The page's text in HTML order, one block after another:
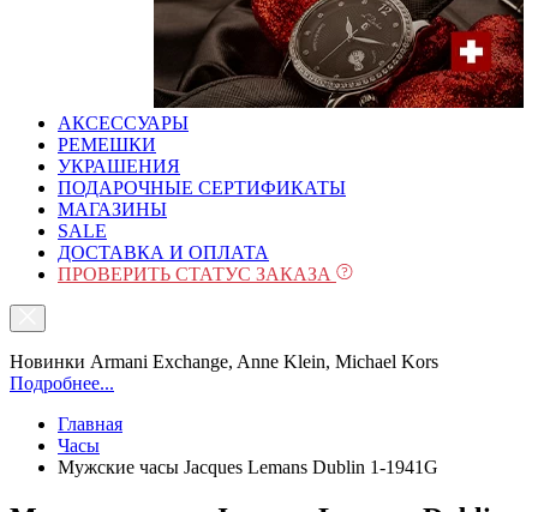
АКСЕССУАРЫ
РЕМЕШКИ
УКРАШЕНИЯ
ПОДАРОЧНЫЕ СЕРТИФИКАТЫ
МАГАЗИНЫ
SALE
ДОСТАВКА И ОПЛАТА
ПРОВЕРИТЬ СТАТУС ЗАКАЗА
Новинки Armani Exchange, Anne Klein, Michael Kors
Подробнее...
Главная
Часы
Мужские часы Jacques Lemans Dublin 1-1941G